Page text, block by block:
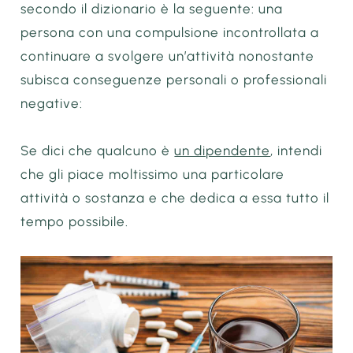
secondo il dizionario è la seguente: una
persona con una compulsione incontrollata a
continuare a svolgere un’attività nonostante
subisca conseguenze personali o professionali
negative:
Se dici che qualcuno èun dipendente, intendi
che gli piace moltissimo una particolare
attività o sostanza e che dedica a essa tutto il
tempo possibile.